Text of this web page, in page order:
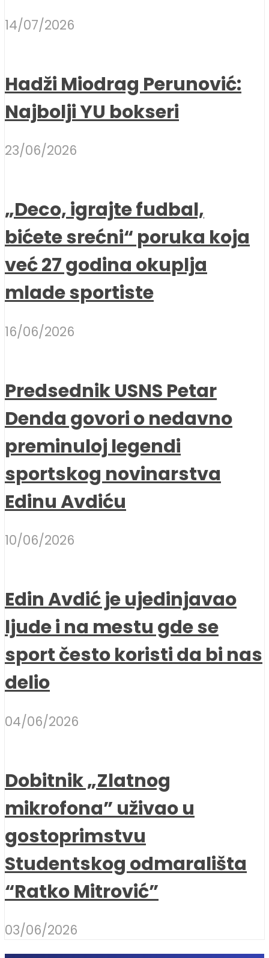
14/07/2026
Hadži Miodrag Perunović:
Najbolji YU bokseri
23/06/2026
„Deco, igrajte fudbal,
bićete srećni“ poruka koja
već 27 godina okuplja
mlade sportiste
16/06/2026
Predsednik USNS Petar
Denda govori o nedavno
preminuloj legendi
sportskog novinarstva
Edinu Avdiću
10/06/2026
Edin Avdić je ujedinjavao
ljude i na mestu gde se
sport često koristi da bi nas
delio
04/06/2026
Dobitnik „Zlatnog
mikrofona” uživao u
gostoprimstvu
Studentskog odmarališta
“Ratko Mitrović”
03/06/2026